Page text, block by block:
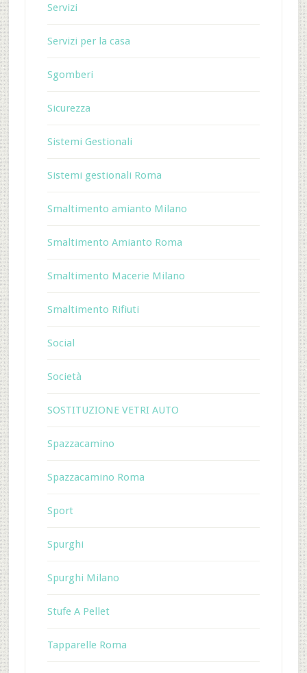
Servizi
Servizi per la casa
Sgomberi
Sicurezza
Sistemi Gestionali
Sistemi gestionali Roma
Smaltimento amianto Milano
Smaltimento Amianto Roma
Smaltimento Macerie Milano
Smaltimento Rifiuti
Social
Società
SOSTITUZIONE VETRI AUTO
Spazzacamino
Spazzacamino Roma
Sport
Spurghi
Spurghi Milano
Stufe A Pellet
Tapparelle Roma